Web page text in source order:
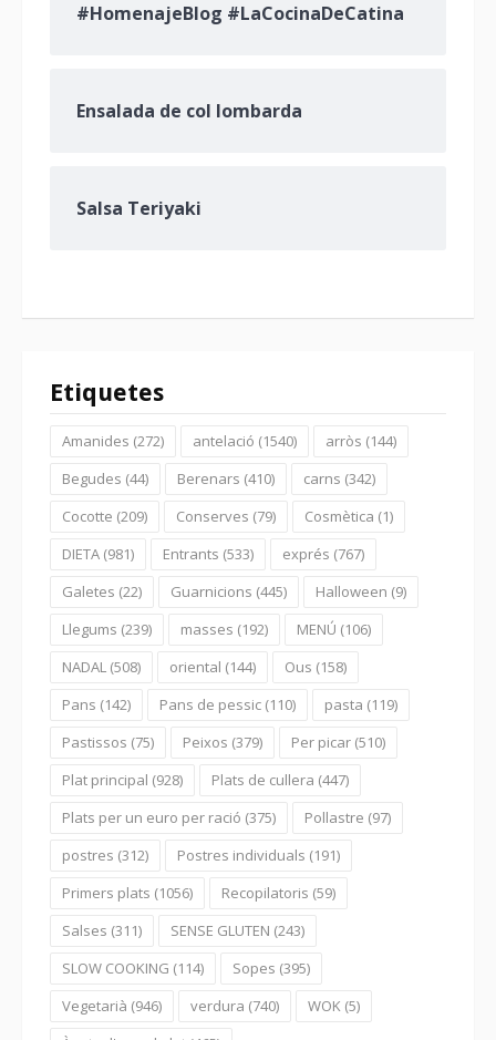
#HomenajeBlog #LaCocinaDeCatina
Ensalada de col lombarda
Salsa Teriyaki
Etiquetes
Amanides (272) antelació (1540) arròs (144)
Begudes (44) Berenars (410) carns (342)
Cocotte (209) Conserves (79) Cosmètica (1)
DIETA (981) Entrants (533) exprés (767)
Galetes (22) Guarnicions (445) Halloween (9)
Llegums (239) masses (192) MENÚ (106)
NADAL (508) oriental (144) Ous (158)
Pans (142) Pans de pessic (110) pasta (119)
Pastissos (75) Peixos (379) Per picar (510)
Plat principal (928) Plats de cullera (447)
Plats per un euro per ració (375) Pollastre (97)
postres (312) Postres individuals (191)
Primers plats (1056) Recopilatoris (59)
Salses (311) SENSE GLUTEN (243)
SLOW COOKING (114) Sopes (395)
Vegetarià (946) verdura (740) WOK (5)